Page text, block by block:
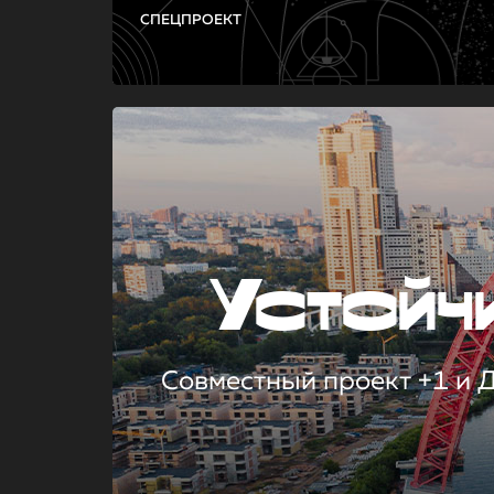
СПЕЦПРОЕКТ
Совместный проект +1 и